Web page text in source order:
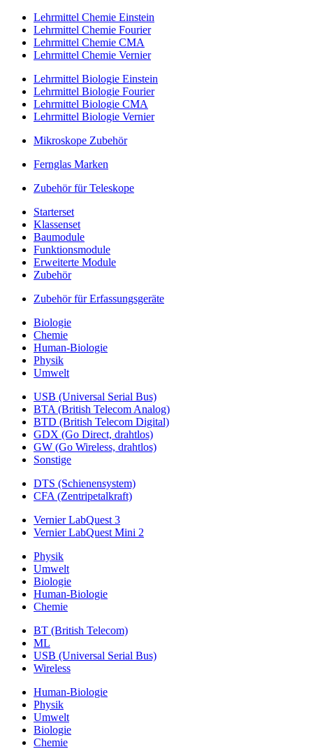
Lehrmittel Chemie Einstein
Lehrmittel Chemie Fourier
Lehrmittel Chemie CMA
Lehrmittel Chemie Vernier
Lehrmittel Biologie Einstein
Lehrmittel Biologie Fourier
Lehrmittel Biologie CMA
Lehrmittel Biologie Vernier
Mikroskope Zubehör
Fernglas Marken
Zubehör für Teleskope
Starterset
Klassenset
Baumodule
Funktionsmodule
Erweiterte Module
Zubehör
Zubehör für Erfassungsgeräte
Biologie
Chemie
Human-Biologie
Physik
Umwelt
USB (Universal Serial Bus)
BTA (British Telecom Analog)
BTD (British Telecom Digital)
GDX (Go Direct, drahtlos)
GW (Go Wireless, drahtlos)
Sonstige
DTS (Schienensystem)
CFA (Zentripetalkraft)
Vernier LabQuest 3
Vernier LabQuest Mini 2
Physik
Umwelt
Biologie
Human-Biologie
Chemie
BT (British Telecom)
ML
USB (Universal Serial Bus)
Wireless
Human-Biologie
Physik
Umwelt
Biologie
Chemie